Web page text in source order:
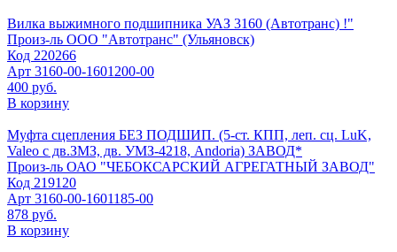
Вилка выжимного подшипника УАЗ 3160 (Автотранс) !"
Произ-ль ООО "Автотранс" (Ульяновск)
Код 220266
Арт 3160-00-1601200-00
400 руб.
В корзину
Муфта сцепления БЕЗ ПОДШИП. (5-ст. КПП, леп. сц. LuK,
Valeo c дв.ЗМЗ, дв. УМЗ-4218, Andoria) ЗАВОД*
Произ-ль ОАО "ЧЕБОКСАРСКИЙ АГРЕГАТНЫЙ ЗАВОД"
Код 219120
Арт 3160-00-1601185-00
878 руб.
В корзину